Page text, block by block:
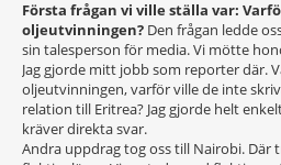
Första frågan vi ville ställa var:
oljeutvinningen? Den frågan ledde
sin talesperson för media. Vi mötte
Jag gjorde mitt jobb som reporter där.
oljeutvinningen, varför ville de inte
relation till Eritrea? Jag gjorde helt
kräver direkta svar.
Andra uppdrag tog oss till Nairobi. Där